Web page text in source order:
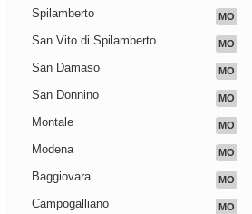
Spilamberto MO
San Vito di Spilamberto MO
San Damaso MO
San Donnino MO
Montale MO
Modena MO
Baggiovara MO
Campogalliano MO